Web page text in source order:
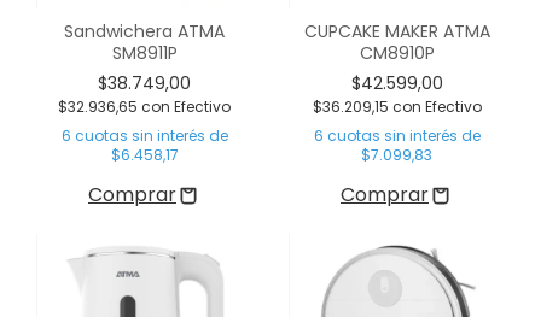
Sandwichera ATMA
SM8911P
$38.749,00
$32.936,65 con Efectivo
6 cuotas sin interés de
$6.458,17
CUPCAKE MAKER ATMA
CM8910P
$42.599,00
$36.209,15 con Efectivo
6 cuotas sin interés de
$7.099,83